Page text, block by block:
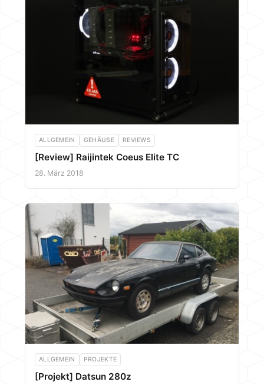
ALLGEMEIN GEHÄUSE REVIEWS
[Review] Raijintek Coeus Elite TC
28. März 2018
ALLGEMEIN PROJEKTE
[Projekt] Datsun 280z